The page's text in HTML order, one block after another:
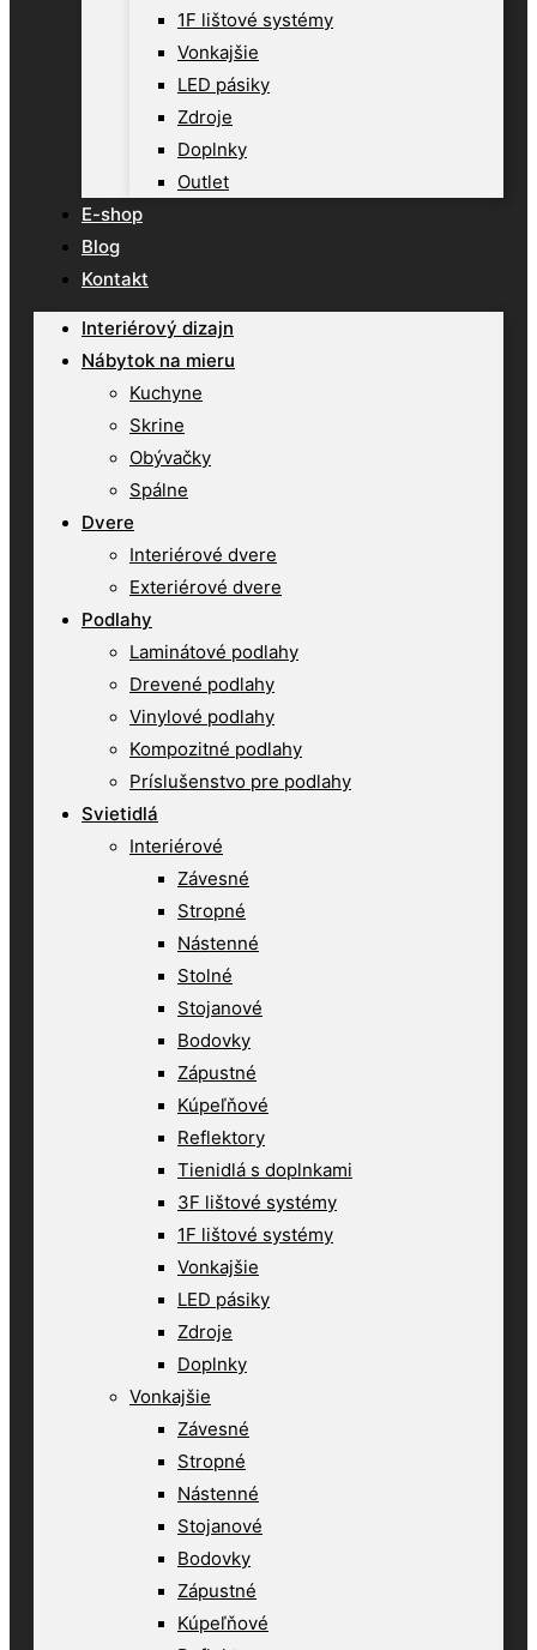
1F lištové systémy
Vonkajšie
LED pásiky
Zdroje
Doplnky
Outlet
E-shop
Blog
Kontakt
Interiérový dizajn
Nábytok na mieru
Kuchyne
Skrine
Obývačky
Spálne
Dvere
Interiérové dvere
Exteriérové dvere
Podlahy
Laminátové podlahy
Drevené podlahy
Vinylové podlahy
Kompozitné podlahy
Príslušenstvo pre podlahy
Svietidlá
Interiérové
Závesné
Stropné
Nástenné
Stolné
Stojanové
Bodovky
Zápustné
Kúpeľňové
Reflektory
Tienidlá s doplnkami
3F lištové systémy
1F lištové systémy
Vonkajšie
LED pásiky
Zdroje
Doplnky
Vonkajšie
Závesné
Stropné
Nástenné
Stojanové
Bodovky
Zápustné
Kúpeľňové